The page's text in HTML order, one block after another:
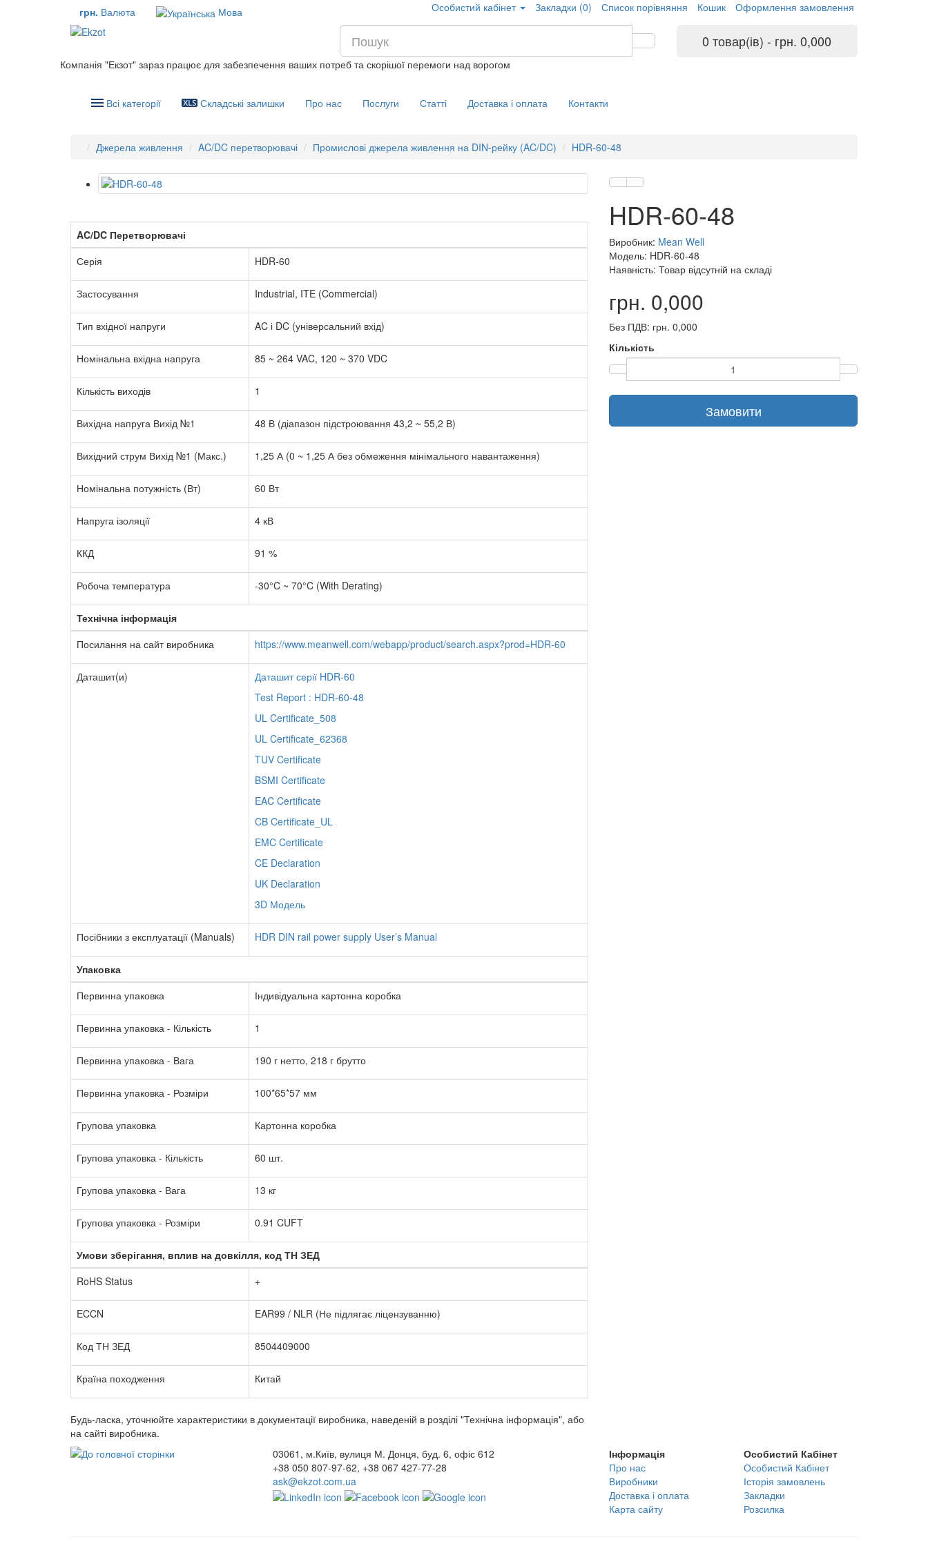
грн. Валюта Мова Особистий кабінет Закладки (0) Список порівняння Кошик Оформлення замовлення
0 товар(ів) - грн. 0,000
Компанія "Екзот" зараз працює для забезпечення ваших потреб та скорішої перемоги над ворогом
Всі категорії Складські залишки Про нас Послуги Статті Доставка і оплата Контакти
Джерела живлення AC/DC перетворювачі Промислові джерела живлення на DIN-рейку (AC/DC) HDR-60-48
AC/DC Перетворювачі
Серія
HDR-60
Застосування Industrial, ITE (Commercial)
Тип вхідної напруги AC і DC (універсальний вхід)
Номінальна вхідна напруга 85 ~ 264 VAC, 120 ~ 370 VDC
Кількість виходів 1
Вихідна напруга Вихід №1 48 В (діапазон підстроювання 43,2 ~ 55,2 В)
Вихідний струм Вихід №1 (Макс.) 1,25 А (0 ~ 1,25 А без обмеження мінімального навантаження)
Номінальна потужність (Вт) 60 Вт
Напруга ізоляції 4 кВ
ККД 91 %
Робоча температура -30°C ~ 70°C (With Derating)
Технічна інформація
Посилання на сайт виробника
https://www.meanwell.com/webapp/product/search.aspx?prod=HDR-60
Даташит(и)
Даташит серії HDR-60
Test Report : HDR-60-48
UL Certificate_508
UL Certificate_62368
TUV Certificate
BSMI Certificate
EAC Certificate
CB Certificate_UL
EMC Certificate
CE Declaration
UK Declaration
3D Модель
Посібники з експлуатації (Manuals) HDR DIN rail power supply User’s Manual
Упаковка
Первинна упаковка
Індивідуальна картонна коробка
Первинна упаковка - Кількість 1
Первинна упаковка - Вага 190 г нетто, 218 г брутто
Первинна упаковка - Розміри 100*65*57 мм
Групова упаковка Картонна коробка
Групова упаковка - Кількість 60 шт.
Групова упаковка - Вага 13 кг
Групова упаковка - Розміри 0.91 CUFT
Умови зберігання, вплив на довкілля, код ТН ЗЕД
RoHS Status
+
ECCN EAR99 / NLR (Не підлягає ліцензуванню)
Код ТН ЗЕД 8504409000
Країна походження Китай
Будь-ласка, уточнюйте характеристики в документації виробника, наведеній в розділі "Технічна інформація", або
на сайті виробника.
HDR-60-48
Виробник: Mean Well
Модель: HDR-60-48
Наявність: Товар відсутній на складі
грн. 0,000
Без ПДВ: грн. 0,000
Кількість
Замовити
03061, м.Київ, вулиця М. Донця, буд. 6, офіс 612
+38 050 807-97-62, +38 067 427-77-28
ask@ekzot.com.ua
Інформація
Про нас
Виробники
Доставка і оплата
Карта сайту
Особистий Кабінет
Особистий Кабінет
Історія замовлень
Закладки
Розсилка